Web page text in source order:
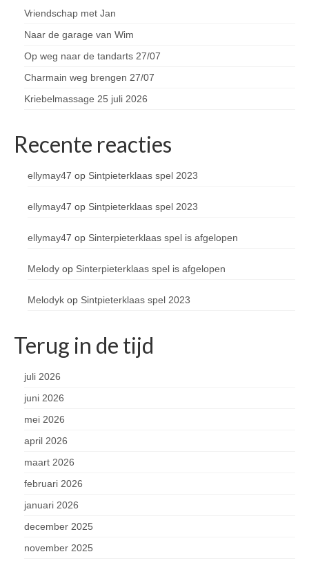
Vriendschap met Jan
Naar de garage van Wim
Op weg naar de tandarts 27/07
Charmain weg brengen 27/07
Kriebelmassage 25 juli 2026
Recente reacties
ellymay47 op Sintpieterklaas spel 2023
ellymay47 op Sintpieterklaas spel 2023
ellymay47 op Sinterpieterklaas spel is afgelopen
Melody op Sinterpieterklaas spel is afgelopen
Melodyk op Sintpieterklaas spel 2023
Terug in de tijd
juli 2026
juni 2026
mei 2026
april 2026
maart 2026
februari 2026
januari 2026
december 2025
november 2025